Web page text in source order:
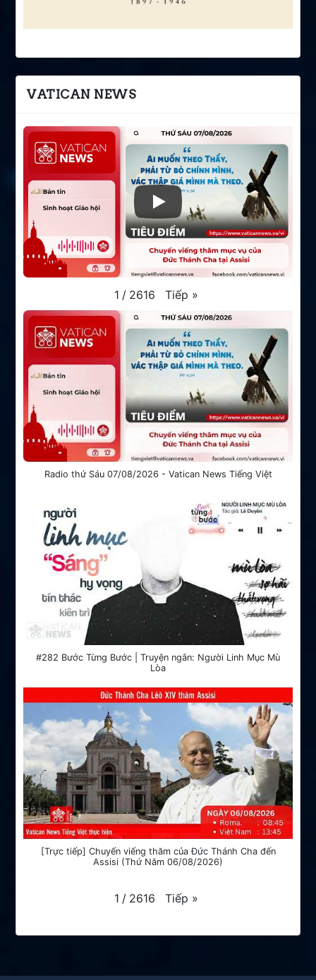
VATICAN NEWS
1 / 2616 Tiếp »
Radio thứ Sáu 07/08/2026 - Vatican News Tiếng Việt
#282 Bước Từng Bước | Truyện ngắn: Người Linh Mục Mù
Lòa
[Trực tiếp] Chuyến viếng thăm của Đức Thánh Cha đến
Assisi (Thứ Năm 06/08/2026)
1 / 2616 Tiếp »